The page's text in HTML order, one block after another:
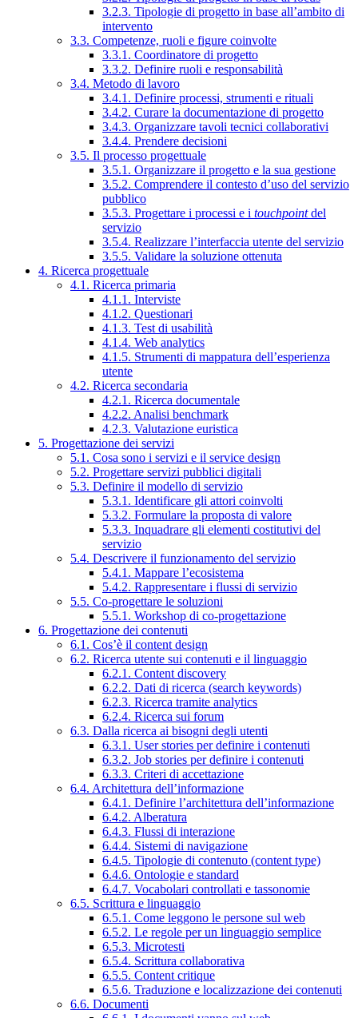
3.2.3. Tipologie di progetto in base all’ambito di
intervento
3.3. Competenze, ruoli e figure coinvolte
3.3.1. Coordinatore di progetto
3.3.2. Definire ruoli e responsabilità
3.4. Metodo di lavoro
3.4.1. Definire processi, strumenti e rituali
3.4.2. Curare la documentazione di progetto
3.4.3. Organizzare tavoli tecnici collaborativi
3.4.4. Prendere decisioni
3.5. Il processo progettuale
3.5.1. Organizzare il progetto e la sua gestione
3.5.2. Comprendere il contesto d’uso del servizio
pubblico
3.5.3. Progettare i processi e i touchpointdel
servizio
3.5.4. Realizzare l’interfaccia utente del servizio
3.5.5. Validare la soluzione ottenuta
4. Ricerca progettuale
4.1. Ricerca primaria
4.1.1. Interviste
4.1.2. Questionari
4.1.3. Test di usabilità
4.1.4. Web analytics
4.1.5. Strumenti di mappatura dell’esperienza
utente
4.2. Ricerca secondaria
4.2.1. Ricerca documentale
4.2.2. Analisi benchmark
4.2.3. Valutazione euristica
5. Progettazione dei servizi
5.1. Cosa sono i servizi e il service design
5.2. Progettare servizi pubblici digitali
5.3. Definire il modello di servizio
5.3.1. Identificare gli attori coinvolti
5.3.2. Formulare la proposta di valore
5.3.3. Inquadrare gli elementi costitutivi del
servizio
5.4. Descrivere il funzionamento del servizio
5.4.1. Mappare l’ecosistema
5.4.2. Rappresentare i flussi di servizio
5.5. Co-progettare le soluzioni
5.5.1. Workshop di co-progettazione
6. Progettazione dei contenuti
6.1. Cos’è il content design
6.2. Ricerca utente sui contenuti e il linguaggio
6.2.1. Content discovery
6.2.2. Dati di ricerca (search keywords)
6.2.3. Ricerca tramite analytics
6.2.4. Ricerca sui forum
6.3. Dalla ricerca ai bisogni degli utenti
6.3.1. User stories per definire i contenuti
6.3.2. Job stories per definire i contenuti
6.3.3. Criteri di accettazione
6.4. Architettura dell’informazione
6.4.1. Definire l’architettura dell’informazione
6.4.2. Alberatura
6.4.3. Flussi di interazione
6.4.4. Sistemi di navigazione
6.4.5. Tipologie di contenuto (content type)
6.4.6. Ontologie e standard
6.4.7. Vocabolari controllati e tassonomie
6.5. Scrittura e linguaggio
6.5.1. Come leggono le persone sul web
6.5.2. Le regole per un linguaggio semplice
6.5.3. Microtesti
6.5.4. Scrittura collaborativa
6.5.5. Content critique
6.5.6. Traduzione e localizzazione dei contenuti
6.6. Documenti